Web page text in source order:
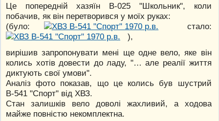
Це попередній хазяїн В-025 "Школьник", коли
побачив, як він перетворився у моїх руках:
(було:
стало:
),
вирішив запропонувати мені ще одне вело, яке він
колись хотів довести до ладу, "… але реалії життя
диктують свої умови".
Аналіз фото показав, що це колись був шустрий
В-541 "Спорт" від ХВЗ.
Стан залишків вело доволі жахливий, а ходова
майже повністю некомплектна.